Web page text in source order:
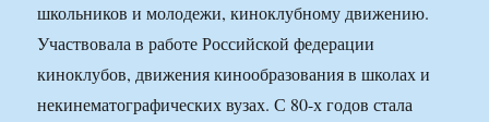
школьников и молодежи, киноклубному движению.
Участвовала в работе Российской федерации
киноклубов, движения кинообразования в школах и
некинематографических вузах. С 80-х годов стала